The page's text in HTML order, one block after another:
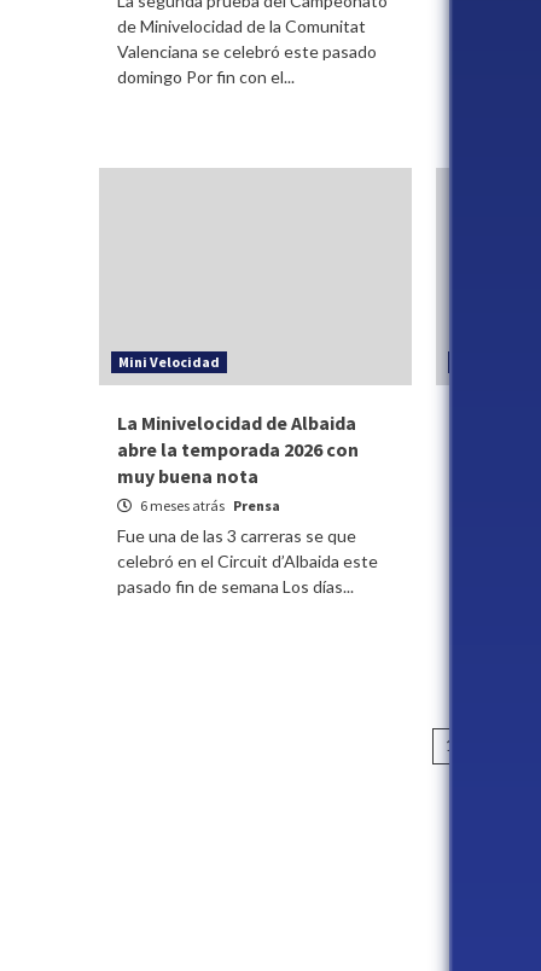
de Minivelocidad de la Comunitat
Valenciana se celebró este pasado
domingo Por fin con el...
Mini Velocidad
La Minivelocidad de Albaida
abre la temporada 2026 con
muy buena nota
6 meses atrás Prensa
Fue una de las 3 carreras se que
celebró en el Circuit d’Albaida este
pasado fin de semana Los días...
1